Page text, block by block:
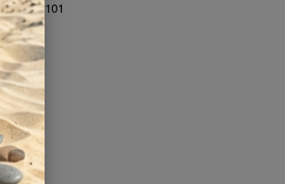
DA1342101